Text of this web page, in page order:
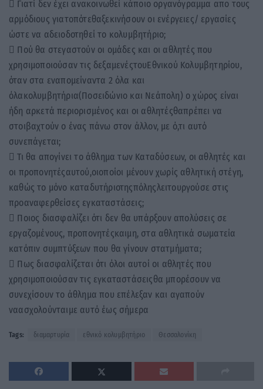
 Γιατί δεν έχει ανακοινωθεί κάποιο οργανόγραμμα απο τους
αρμόδιους γιατοπότεθαξεκινήσουν οι ενέργειες/ εργασίες
ώστε να αδειοδοτηθεί το κολυμβητήριο;
 Πού θα στεγαστούν οι ομάδες και οι αθλητές που
χρησιμοποιούσαν τις δεξαμενέςτουΕθνικού Κολυμβητηρίου,
όταν στα εναπομείναντα 2 όλα και
όλακολυμβητήρια(Ποσειδώνιο και Νεάπολη) ο χώρος είναι
ήδη αρκετά περιορισμένος και οι αθλητέςθαπρέπει να
στοιβαχτούν ο ένας πάνω στον άλλον, με ό,τι αυτό
συνεπάγεται;
 Τι θα απογίνει το άθλημα των Καταδύσεων, οι αθλητές και
οι προπονητέςαυτού,οιοποίοι μένουν χωρίς αθλητική στέγη,
καθώς το μόνο καταδυτήριοτηςπόληςλειτουργούσε στις
προαναφερθείσες εγκαταστάσεις;
 Ποιος διασφαλίζει ότι δεν θα υπάρξουν απολύσεις σε
εργαζομένους, προπονητέςκαιμη, στα αθλητικά σωματεία
κατόπιν συμπτύξεων που θα γίνουν στατμήματα;
 Πως διασφαλίζεται ότι όλοι αυτοί οι αθλητές που
χρησιμοποιούσαν τις εγκαταστάσειςθα μπορέσουν να
συνεχίσουν το άθλημα που επέλεξαν και αγαπούν
ναασχολούνταιμε αυτό έως σήμερα
Tags: διαμαρτυρία εθνικό κολυμβητήριο Θεσσαλονίκη